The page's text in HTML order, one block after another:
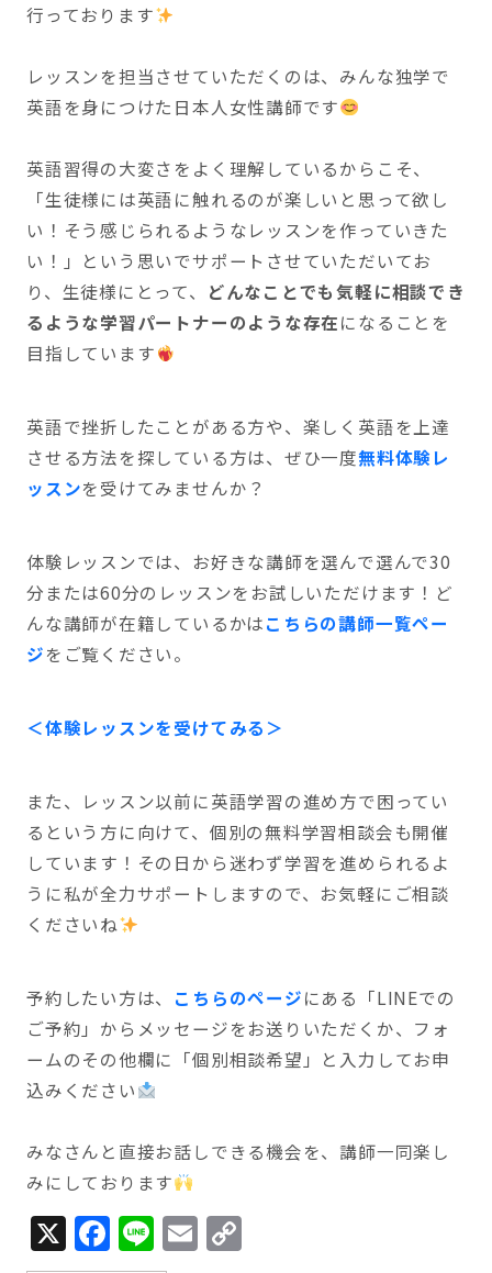
行っております
レッスンを担当させていただくのは、みんな独学で
英語を身につけた日本人女性講師です
英語習得の大変さをよく理解しているからこそ、
「生徒様には英語に触れるのが楽しいと思って欲し
い！そう感じられるようなレッスンを作っていきた
い！」という思いでサポートさせていただいてお
り、生徒様にとって、 どんなことでも気軽に相談でき
るような学習パートナーのような存在になることを
目指しています
英語で挫折したことがある方や、楽しく英語を上達
させる方法を探している方は、ぜひ一度無料体験レ
ッスンを受けてみませんか？
体験レッスンでは、お好きな講師を選んで選んで30
分または60分のレッスンをお試しいただけます！ど
んな講師が在籍しているかはこちらの講師一覧ペー
ジをご覧ください。
＜体験レッスンを受けてみる＞
また、レッスン以前に英語学習の進め方で困ってい
るという方に向けて、個別の無料学習相談会も開催
しています！その日から迷わず学習を進められるよ
うに私が全力サポートしますので、お気軽にご相談
くださいね
予約したい方は、 こちらのページにある「LINEでの
ご予約」からメッセージをお送りいただくか、フォ
ームのその他欄に「個別相談希望」と入力してお申
込みください
みなさんと直接お話しできる機会を、講師一同楽し
みにしております
X Facebook
LineEmail